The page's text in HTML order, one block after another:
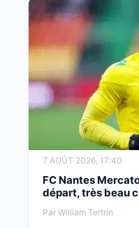
7 AOÛT 2026, 17:40
FC Nantes
départ, très beau
Par William Tertrin